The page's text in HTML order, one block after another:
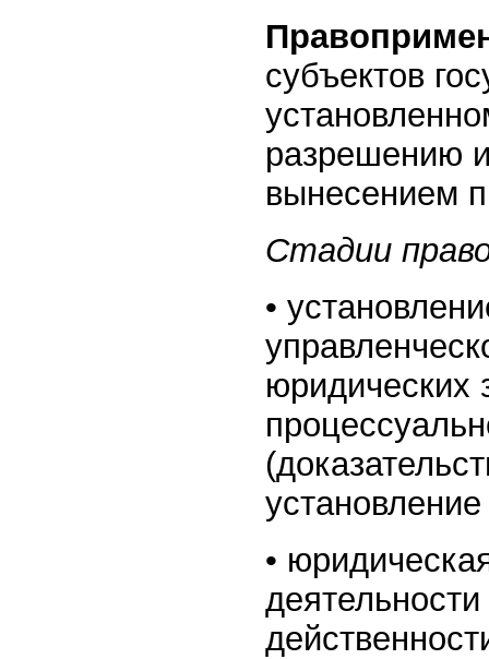
субъектов
разрешению
вынесением
Стадии
•
юридических
•